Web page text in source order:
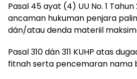
Pasal 45 ayat (4) UU No. 1
ancaman hukuman penjara
dán/atau denda materiil
Pasal 310 dán 311 KUHP atas
fitnah serta pencemaran nama